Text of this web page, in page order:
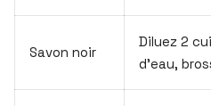
Savon noir
Diluez 2
d’eau,